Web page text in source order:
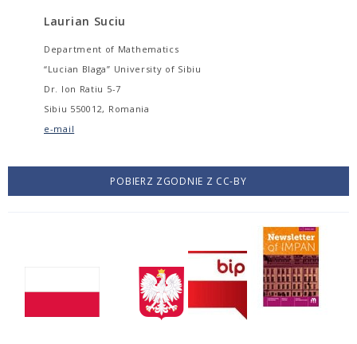
Laurian Suciu
Department of Mathematics
“Lucian Blaga” University of Sibiu
Dr. Ion Ratiu 5-7
Sibiu 550012, Romania
e-mail
POBIERZ ZGODNIE Z CC-BY